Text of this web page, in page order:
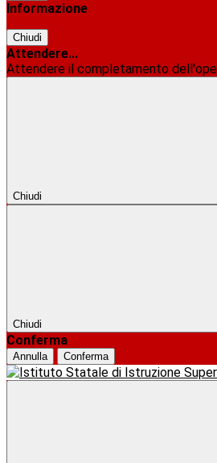
Informazione
Chiudi
Attendere...
Attendere il completamento
Chiudi
Chiudi
Conferma
Annulla Conferma